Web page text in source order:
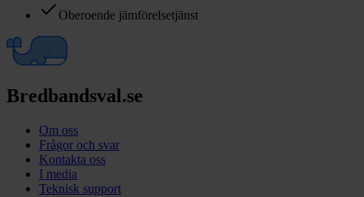
Oberoende jämförelsetjänst
Bredbandsval.se
Om oss
Frågor och svar
Kontakta oss
I media
Teknisk support